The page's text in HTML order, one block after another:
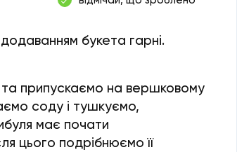
букета гарні.
та припускаємо на вершковому
соду і тушкуємо,
має почати
цього подрібнюємо її